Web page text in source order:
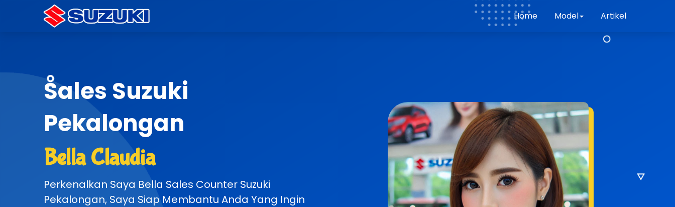
Home Model Artikel
Sales Suzuki
Terbaik
Bella Claudia
Perkenalkan Saya Bella Sales Counter Suzuki
Pekalongan, Saya Siap Membantu Anda Yang Ingin